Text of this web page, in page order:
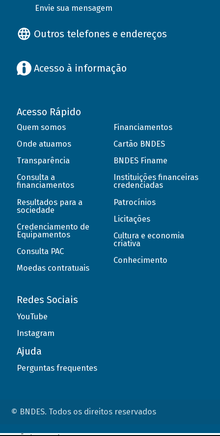
Envie sua mensagem
Outros telefones e endereços
Acesso à informação
Acesso Rápido
Quem somos
Onde atuamos
Transparência
Consulta a
financiamentos
Resultados para a
sociedade
Credenciamento de
Equipamentos
Consulta PAC
Moedas contratuais
Financiamentos
Cartão BNDES
BNDES Finame
Instituições financeiras
credenciadas
Patrocínios
Licitações
Cultura e economia
criativa
Conhecimento
Redes Sociais
YouTube
Instagram
Ajuda
Perguntas frequentes
© BNDES. Todos os direitos reservados